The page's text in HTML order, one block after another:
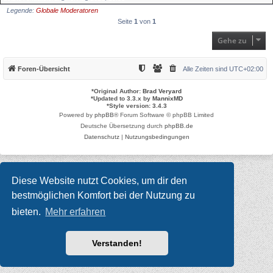
Diese Website nutzt Cookies, um dir den
bestmöglichen Komfort bei der Nutzung zu
bieten. Mehr erfahren
Verstanden!
Legende: Globale Moderatoren
Seite 1 von 1
Gehe zu
Foren-Übersicht Alle Zeiten sind UTC+02:00
*Original Author: Brad Veryard
*Updated to 3.3.x by MannixMD
*Style version: 3.4.3
Powered by phpBB® Forum Software © phpBB Limited
Deutsche Übersetzung durch phpBB.de
Datenschutz| Nutzungsbedingungen